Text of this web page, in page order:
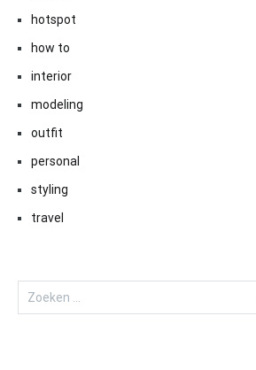
hotspot
how to
interior
modeling
outfit
personal
styling
travel
Zoeken
naar: